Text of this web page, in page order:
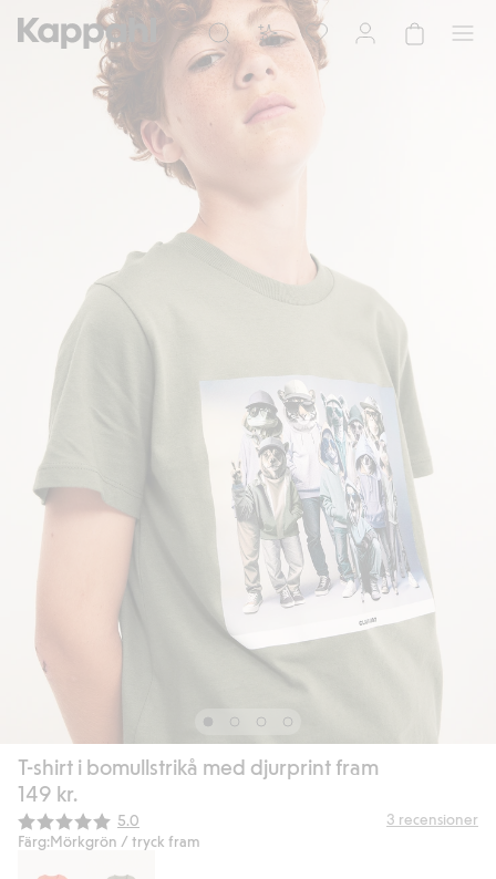
T-shirt i bomullstrikå med djurprint fram
149 kr.
Snittbetyg:
5.0 3 recensioner
Färg:Mörkgrön / tryck fram